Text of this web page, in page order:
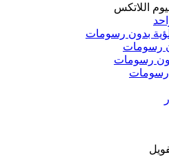
اللاتكس
بدون رسومات
رسومات
رسومات
رسومات